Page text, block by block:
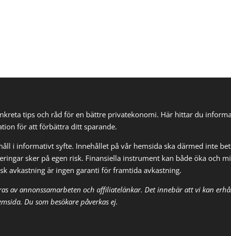
tips och råd för en bättre privatekonomi. Här hittar du
för att förbättra ditt sparande.
i informativt syfte. Innehållet på vår hemsida ska därmed inte
sker på egen risk. Finansiella instrument kan både öka och
avkastning är ingen garanti för framtida avkastning.
av annonssamarbeten och affiliatelänkar. Det innebär att vi kan
Du som besökare påverkas ej.